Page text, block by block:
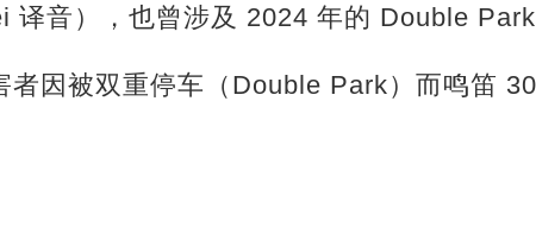
译音），也曾涉及 2024 年的 Double Park
者因被双重停车（Double Park）而鸣笛